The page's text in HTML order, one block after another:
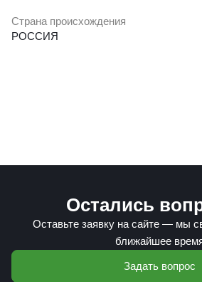
Страна происхождения
РОССИЯ
Остались
Оставьте заявку на сайте — мы
ближайшее
Задать вопрос